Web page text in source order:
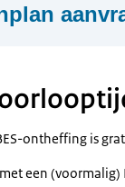
ontheffing is
een